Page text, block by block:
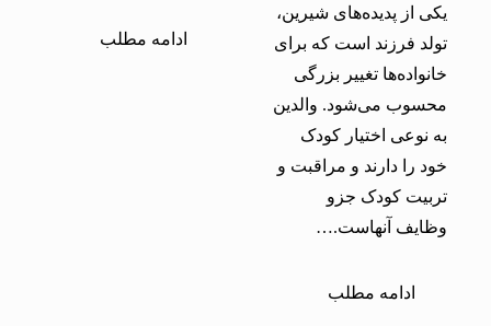
یکی از پدیده‌های شیرین،
تولد فرزند است که برای
خانواده‌ها تغییر بزرگی
محسوب می‌شود. والدین
به نوعی اختیار کودک
خود را دارند و مراقبت و
تربیت کودک جزو
وظایف آنهاست.…
ادامه مطلب
ادامه مطلب